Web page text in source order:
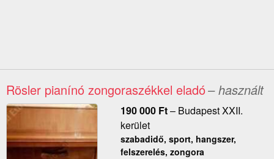
Rösler pianínó zongoraszékkel eladó– használt
190 000 Ft– Budapest XXII.
kerület
szabadidő, sport, hangszer,
felszerelés, zongora